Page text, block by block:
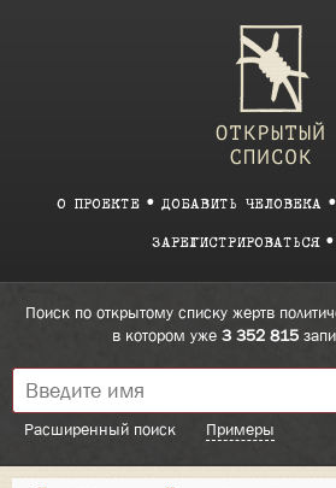
О ПРОЕКТЕ ДОБАВИТЬ ЧЕЛОВЕКА
ЗАРЕГИСТРИРОВАТЬСЯ
Поиск по открытому списку жертв
в котором уже 3 352 815
Расширенный поиск Примеры